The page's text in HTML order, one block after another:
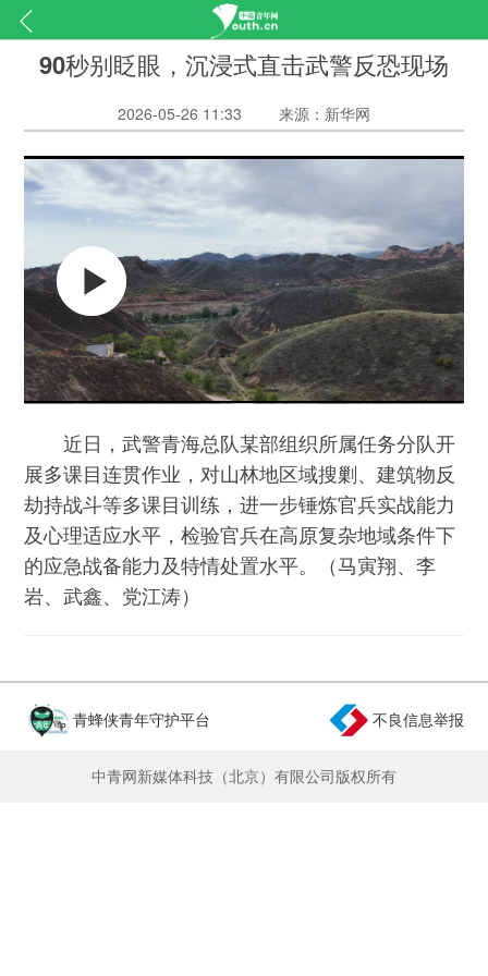
90秒别眨眼，沉浸式直击武警反恐现场
2026-05-26 11:33 来源：新华网
近日，武警青海总队某部组织所属任务分队开
展多课目连贯作业，对山林地区域搜剿、建筑物反
劫持战斗等多课目训练，进一步锤炼官兵实战能力
及心理适应水平，检验官兵在高原复杂地域条件下
的应急战备能力及特情处置水平。（马寅翔、李
岩、武鑫、党江涛）
青蜂侠青年守护平台 不良信息举报
中青网新媒体科技（北京）有限公司版权所有